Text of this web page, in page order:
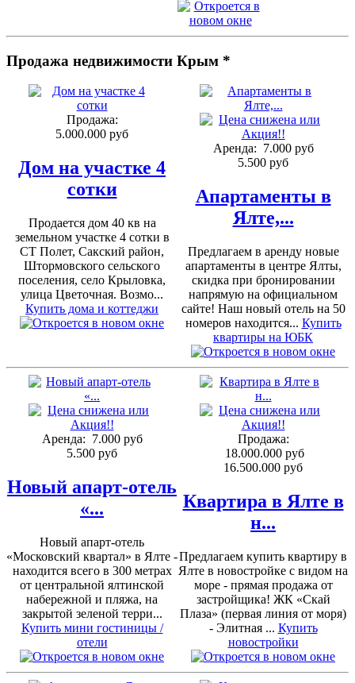
Продажа недвижимости Крым *
Продажа:
5.000.000 руб
Дом на участке 4
сотки
Продается дом 40 кв на
земельном участке 4 сотки в
СТ Полет, Сакский район,
Штормовского сельского
поселения, село Крыловка,
улица Цветочная. Возмо...
Купить дома и коттеджи
Аренда: 7.000 руб
5.500 руб
Апартаменты в
Ялте,...
Предлагаем в аренду новые
апартаменты в центре Ялты,
скидка при бронировании
напрямую на официальном
сайте! Наш новый отель на 50
номеров находится... Купить
квартиры на ЮБК
Аренда: 7.000 руб
5.500 руб
Новый апарт-отель
«...
Новый апарт-отель
«Московский квартал» в Ялте -
находится всего в 300 метрах
от центральной ялтинской
набережной и пляжа, на
закрытой зеленой терри...
Купить мини гостиницы /
отели
Продажа:
18.000.000 руб
16.500.000 руб
Квартира в Ялте в
н...
Предлагаем купить квартиру в
Ялте в новостройке с видом на
море - прямая продажа от
застройщика! ЖК «Скай
Плаза» (первая линия от моря)
- Элитная ... Купить
новостройки